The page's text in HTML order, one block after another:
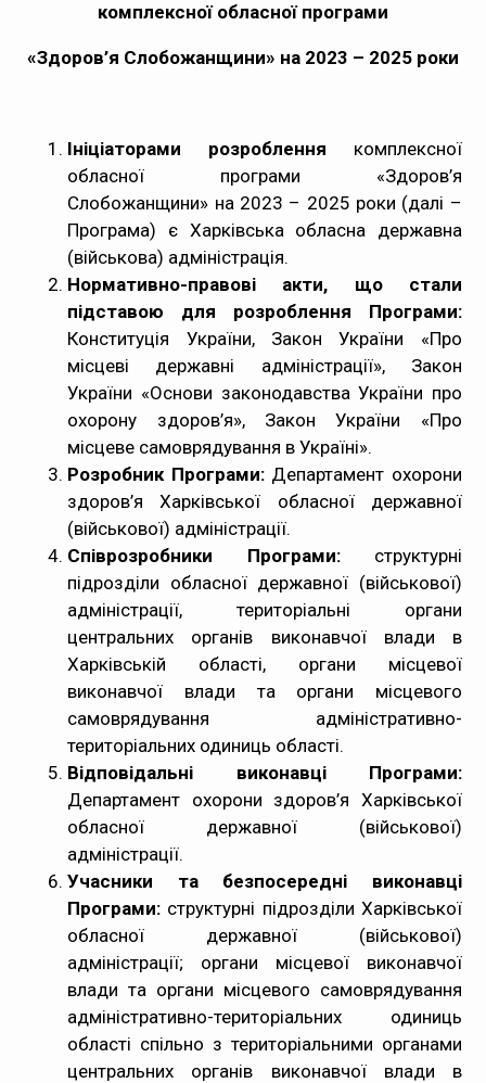
Статистика
Контакти
Карта сайта
комплексної обласної програми
«Здоров’я Слобожанщини» на 2023 – 2025 роки
Ініціаторами розроблення комплексної
обласної програми «Здоров’я
Слобожанщини» на 2023 – 2025 роки (далі –
Програма) є Харківська обласна державна
(військова) адміністрація.
Нормативно-правові акти, що стали
підставою для розроблення Програми:
Конституція України, Закон України «Про
місцеві державні адміністрації», Закон
України «Основи законодавства України про
охорону здоров’я», Закон України «Про
місцеве самоврядування в Україні».
Розробник Програми:Департамент охорони
здоров’я Харківської обласної державної
(військової) адміністрації.
Співрозробники Програми:структурні
підрозділи обласної державної (військової)
адміністрації, територіальні органи
центральних органів виконавчої влади в
Харківській області, органи місцевої
виконавчої влади та органи місцевого
самоврядування адміністративно-
територіальних одиниць області.
Відповідальні виконавці Програми:
Департамент охорони здоров’я Харківської
обласної державної (військової)
адміністрації.
Учасники та безпосередні виконавці
Програми: структурні підрозділи Харківської
обласної державної (військової)
адміністрації; органи місцевої виконавчої
влади та органи місцевого самоврядування
адміністративно-територіальних одиниць
області спільно з територіальними органами
центральних органів виконавчої влади в